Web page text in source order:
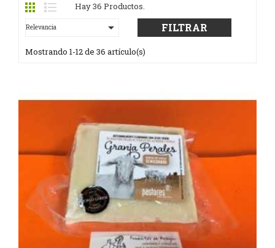
Hay 36 Productos.
Relevancia  FILTRAR
Mostrando 1-12 de 36 artículo(s)